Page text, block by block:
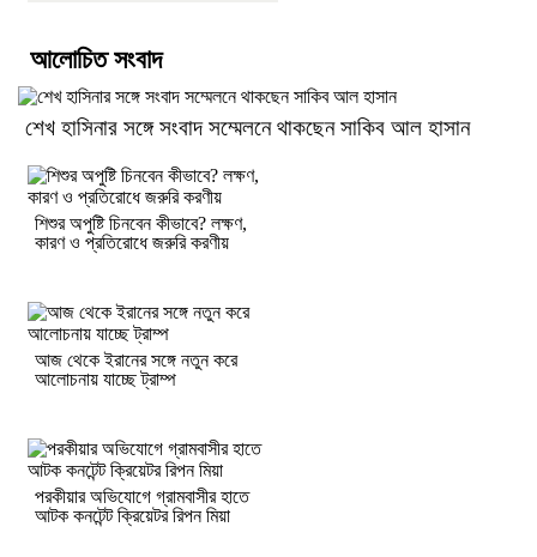
আলোচিত সংবাদ
শেখ হাসিনার সঙ্গে সংবাদ সম্মেলনে থাকছেন সাকিব আল হাসান
শিশুর অপুষ্টি চিনবেন কীভাবে? লক্ষণ,
কারণ ও প্রতিরোধে জরুরি করণীয়
আজ থেকে ইরানের সঙ্গে নতুন করে
আলোচনায় যাচ্ছে ট্রাম্প
পরকীয়ার অভিযোগে গ্রামবাসীর হাতে
আটক কনটেন্ট ক্রিয়েটর রিপন মিয়া